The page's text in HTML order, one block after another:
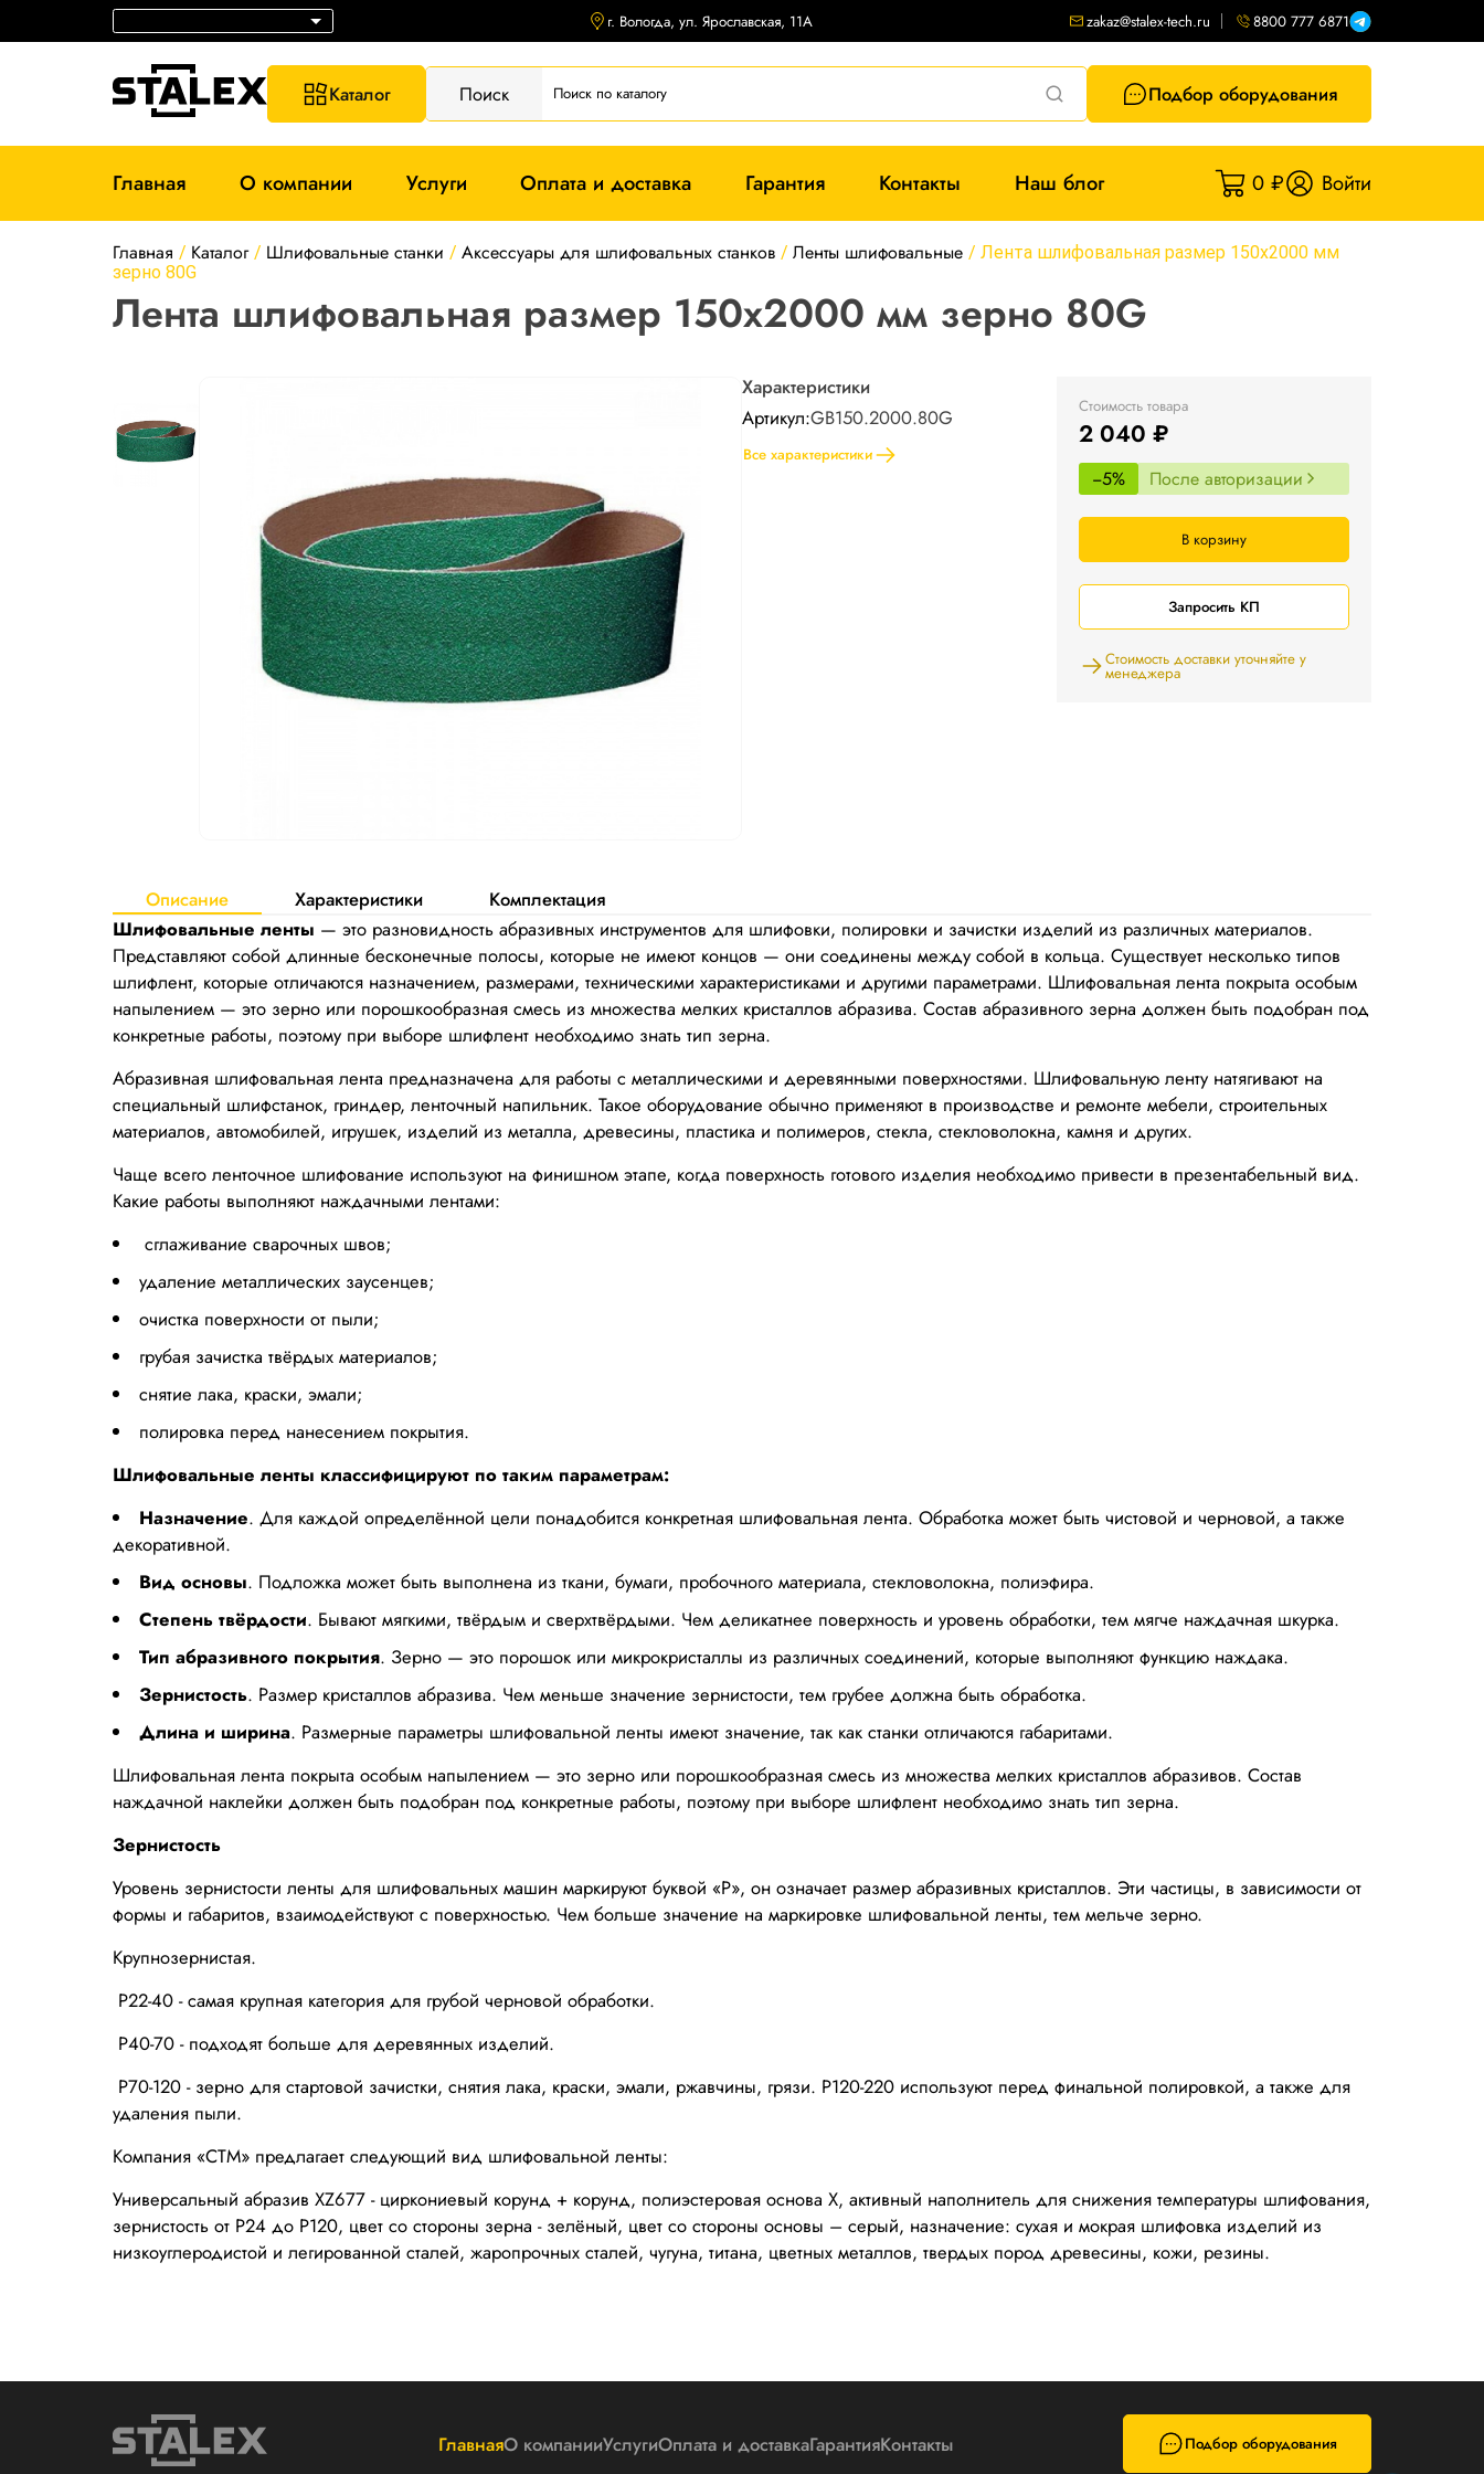
г. Вологда, ул. Ярославская, 11А zakaz@stalex-tech.ru 8800 777 6871
Каталог Поиск Подбор оборудования
Главная О компании Услуги Оплата и доставка Гарантия Контакты Наш блог 0 ₽ Войти
Главная / Каталог / Шлифовальные станки / Аксессуары для шлифовальных станков / Ленты шлифовальные / Лента шлифовальная размер 150х2000 мм
зерно 80G
Лента шлифовальная размер 150х2000 мм зерно 80G
Характеристики
Артикул:GB150.2000.80G
Все характеристики
Стоимость товара
2 040 ₽
−5% После авторизации
В корзину
Запросить КП
Стоимость доставки уточняйте у
менеджера
Описание Характеристики
Комплектация
Шлифовальные ленты — это разновидность абразивных инструментов для шлифовки, полировки и зачистки изделий из различных материалов.
Представляют собой длинные бесконечные полосы, которые не имеют концов — они соединены между собой в кольца. Существует несколько типов
шлифлент, которые отличаются назначением, размерами, техническими характеристиками и другими параметрами. Шлифовальная лента покрыта особым
напылением — это зерно или порошкообразная смесь из множества мелких кристаллов абразива. Состав абразивного зерна должен быть подобран под
конкретные работы, поэтому при выборе шлифлент необходимо знать тип зерна.
Абразивная шлифовальная лента предназначена для работы с металлическими и деревянными поверхностями. Шлифовальную ленту натягивают на
специальный шлифстанок, гриндер, ленточный напильник. Такое оборудование обычно применяют в производстве и ремонте мебели, строительных
материалов, автомобилей, игрушек, изделий из металла, древесины, пластика и полимеров, стекла, стекловолокна, камня и других.
Чаще всего ленточное шлифование используют на финишном этапе, когда поверхность готового изделия необходимо привести в презентабельный вид.
Какие работы выполняют наждачными лентами:
сглаживание сварочных швов;
удаление металлических заусенцев;
очистка поверхности от пыли;
грубая зачистка твёрдых материалов;
снятие лака, краски, эмали;
полировка перед нанесением покрытия.
Шлифовальные ленты классифицируют по таким параметрам:
Назначение. Для каждой определённой цели понадобится конкретная шлифовальная лента. Обработка может быть чистовой и черновой, а также
декоративной.
Вид основы. Подложка может быть выполнена из ткани, бумаги, пробочного материала, стекловолокна, полиэфира.
Степень твёрдости. Бывают мягкими, твёрдым и сверхтвёрдыми. Чем деликатнее поверхность и уровень обработки, тем мягче наждачная шкурка.
Тип абразивного покрытия. Зерно — это порошок или микрокристаллы из различных соединений, которые выполняют функцию наждака.
Зернистость. Размер кристаллов абразива. Чем меньше значение зернистости, тем грубее должна быть обработка.
Длина и ширина. Размерные параметры шлифовальной ленты имеют значение, так как станки отличаются габаритами.
Шлифовальная лента покрыта особым напылением — это зерно или порошкообразная смесь из множества мелких кристаллов абразивов. Состав
наждачной наклейки должен быть подобран под конкретные работы, поэтому при выборе шлифлент необходимо знать тип зерна.
Зернистость
Уровень зернистости ленты для шлифовальных машин маркируют буквой «Р», он означает размер абразивных кристаллов. Эти частицы, в зависимости от
формы и габаритов, взаимодействуют с поверхностью. Чем больше значение на маркировке шлифовальной ленты, тем мельче зерно.
Крупнозернистая.
Р22-40 - самая крупная категория для грубой черновой обработки.
Р40-70 - подходят больше для деревянных изделий.
Р70-120 - зерно для стартовой зачистки, снятия лака, краски, эмали, ржавчины, грязи. Р120-220 используют перед финальной полировкой, а также для
удаления пыли.
Компания «СТМ» предлагает следующий вид шлифовальной ленты:
Универсальный абразив XZ677 - циркониевый корунд + корунд, полиэстеровая основа Х, активный наполнитель для снижения температуры шлифования,
зернистость от Р24 до Р120, цвет со стороны зерна - зелёный, цвет со стороны основы – серый, назначение: сухая и мокрая шлифовка изделий из
низкоуглеродистой и легированной сталей, жаропрочных сталей, чугуна, титана, цветных металлов, твердых пород древесины, кожи, резины.
ГлавнаяО компанииУслугиОплата и доставкаГарантияКонтакты Подбор оборудования